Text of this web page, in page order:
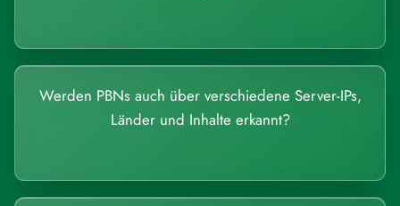
Werden PBNs auch über verschiedene Server-IPs,
Länder und Inhalte erkannt?